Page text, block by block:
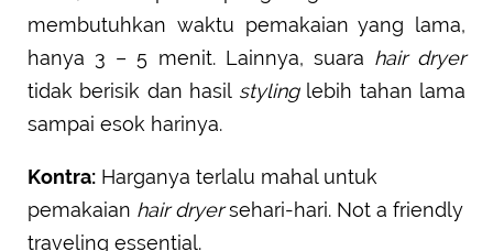
membutuhkan waktu pemakaian yang lama,
hanya 3 – 5 menit. Lainnya, suara hair dryer
tidak berisik dan hasil stylinglebih tahan lama
sampai esok harinya.
Kontra: Harganya terlalu mahal untuk
pemakaian hair dryersehari-hari. Not a friendly
traveling essential.